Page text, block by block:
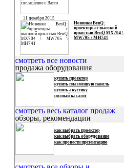
11 декабря 2015
Новинки BenQ:
проекторы с высокой
яркостью BenQ MX704 \
MW705 \ MH741
продажа оборудования
купить проектор
купить плазменную панель
купить акустику
полный каталог
обзоры, рекомендации
как выбрать проектор
как выбрать оборудование
как провести презентацию